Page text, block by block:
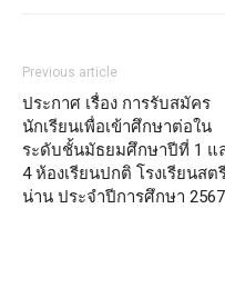
Previous article
ประกาศ เรื่อง การรับสมัคร
นักเรียนเพื่อเข้าศึกษาต่อใน
ระดับชั้นมัธยมศึกษาปีที่ 1 แ
4 ห้องเรียนปกติ โรงเรียนสต
น่าน ประจำปีการศึกษา 2567